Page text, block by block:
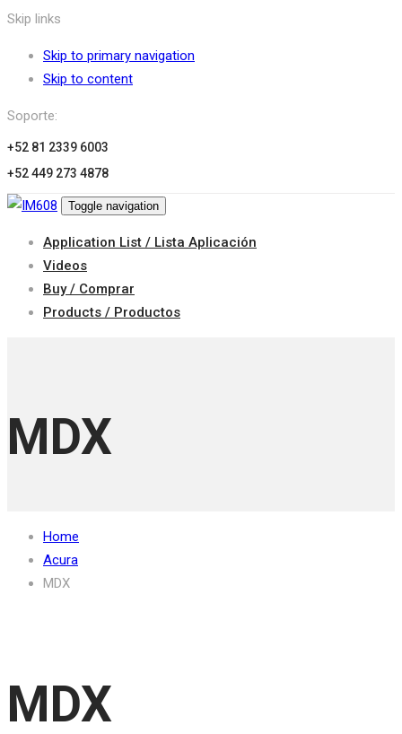
Skip links
Skip to primary navigation
Skip to content
Soporte:
+52 81 2339 6003
+52 449 273 4878
Toggle navigation
Application List / Lista Aplicación
Videos
Buy / Comprar
Products / Productos
MDX
Home
Acura
MDX
MDX